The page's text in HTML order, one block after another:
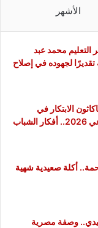
الأشهر
التعليم محمد عبد
تقديرًا لجهوده في إصلاح
الابتكار في
الحوسبة والذكاء الاصطناعي 2026.. أفكار الشباب
أكلة صعيدية شهية
وصفة مصرية